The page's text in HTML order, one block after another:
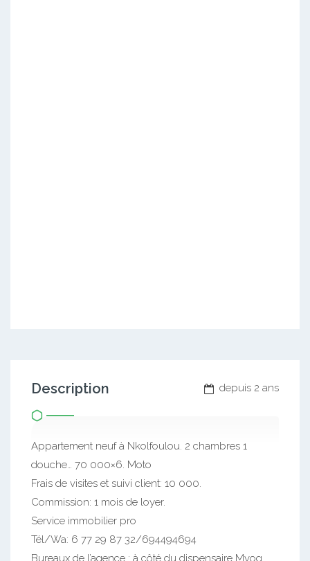
depuis 2 ans
Description
Appartement neuf à Nkolfoulou. 2 chambres 1
douche… 70 000×6. Moto
Frais de visites et suivi client: 10 000.
Commission: 1 mois de loyer.
Service immobilier pro
Tél/Wa: 6 77 29 87 32/694494694
Bureaux de l’agence : à côté du dispensaire Mvog